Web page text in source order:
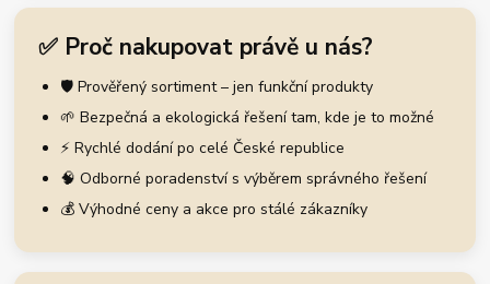
✅ Proč nakupovat právě u nás?
🛡️ Prověřený sortiment – jen funkční produkty
🌱 Bezpečná a ekologická řešení tam, kde je to možné
⚡ Rychlé dodání po celé České republice
🧠 Odborné poradenství s výběrem správného řešení
💰 Výhodné ceny a akce pro stálé zákazníky